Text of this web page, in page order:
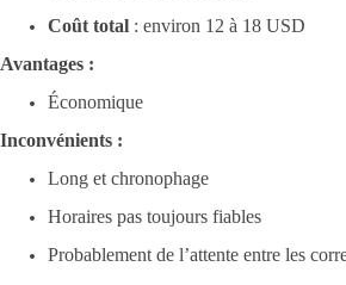
Coût total : environ 12 à 18 USD
Avantages :
Économique
Inconvénients :
Long et chronophage
Horaires pas toujours fiables
Probablement de l’attente entre les